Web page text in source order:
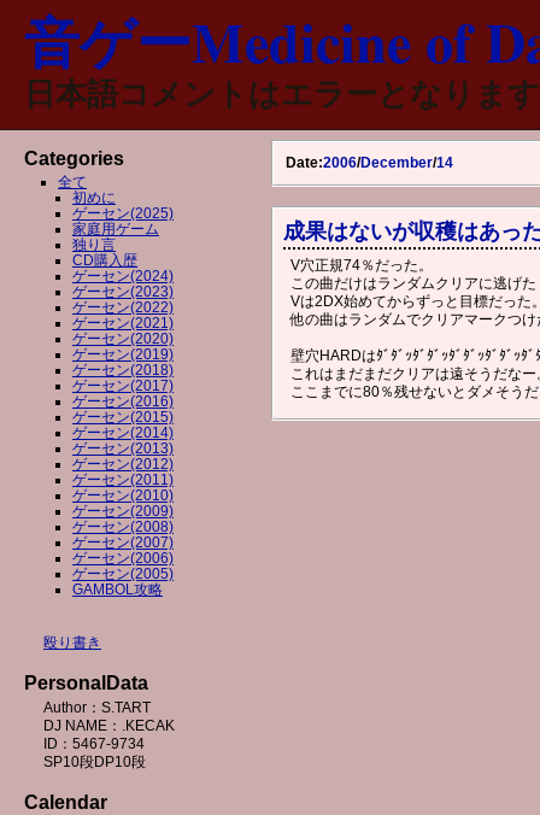
音ゲーMedicine of
日本語コメントはエラーとなりま
Date:2006/December/14
成果はないが収穫はあっ
V穴正規74％だった。
この曲だけはランダムクリアに逃げ
Vは2DX始めてからずっと目標だった
他の曲はランダムでクリアマークつ
壁穴HARDはﾀﾞﾀﾞｯﾀﾞﾀﾞｯﾀﾞﾀﾞｯﾀﾞﾀﾞｯﾀ
これはまだまだクリアは遠そうだな
ここまでに80％残せないとダメそう
Categories
全て
初めに
ゲーセン(2025)
家庭用ゲーム
独り言
CD購入歴
ゲーセン(2024)
ゲーセン(2023)
ゲーセン(2022)
ゲーセン(2021)
ゲーセン(2020)
ゲーセン(2019)
ゲーセン(2018)
ゲーセン(2017)
ゲーセン(2016)
ゲーセン(2015)
ゲーセン(2014)
ゲーセン(2013)
ゲーセン(2012)
ゲーセン(2011)
ゲーセン(2010)
ゲーセン(2009)
ゲーセン(2008)
ゲーセン(2007)
ゲーセン(2006)
ゲーセン(2005)
GAMBOL攻略
殴り書き
PersonalData
Author：S.TART
DJ NAME：.KECAK
ID：5467-9734
SP10段DP10段
Calendar